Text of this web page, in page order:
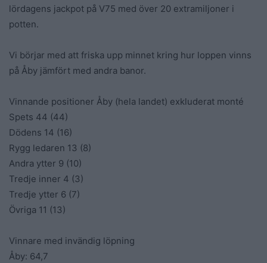
lördagens jackpot på V75 med över 20 extramiljoner i
potten.
Vi börjar med att friska upp minnet kring hur loppen vinns
på Åby jämfört med andra banor.
Vinnande positioner Åby (hela landet) exkluderat monté
Spets 44 (44)
Dödens 14 (16)
Rygg ledaren 13 (8)
Andra ytter 9 (10)
Tredje inner 4 (3)
Tredje ytter 6 (7)
Övriga 11 (13)
Vinnare med invändig löpning
Åby: 64,7